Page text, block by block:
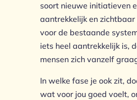
soort nieuwe initiatieven
aantrekkelijk en
voor de bestaande
iets heel aantrekkelijk is,
mensen zich vanzelf
In welke fase je ook zit,
wat voor jou goed voelt,